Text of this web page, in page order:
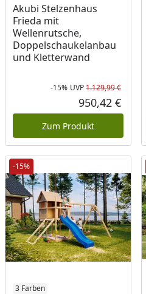
Akubi Stelzenhaus
Frieda mit
Wellenrutsche,
Doppelschaukelanbau
und Kletterwand
-15% UVP1.129,99 €
950,42 €
Zum Produkt
-15%
3 Farben